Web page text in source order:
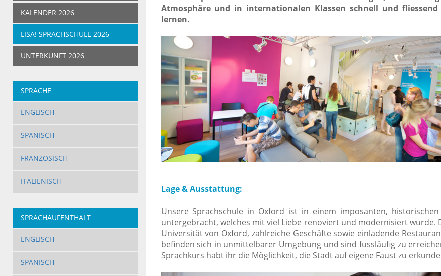
KALENDER 2026
LISA! SPRACHSCHULE 2026
UNTERKUNFT 2026
SPRACHE
ENGLISCH
SPANISCH
FRANZÖSISCH
ITALIENISCH
SPRACHAUFENTHALT
ERWACHSENE
ENGLISCH
SPANISCH
Atmosphäre und in internationalen Klassen schnell und fliessend
lernen.
Lage & Ausstattung:
Unsere Sprachschule in Oxford ist in einem imposanten, historischen
untergebracht, welches mit viel Liebe renoviert und modernisiert wurde.
Universität von Oxford, zahlreiche Geschäfte sowie einladende
befinden sich in unmittelbarer Umgebung und sind fussläufig zu
Sprachkurs habt ihr die Möglichkeit, die Stadt auf eigene Faust zu